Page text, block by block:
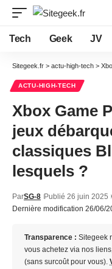
Tech Geek JV
Sitegeek.fr > actu-high-tech > Xbox
ACTU-HIGH-TECH
Xbox Game
jeux
classiques
lesquels ?
Dernière modification 26/06/
ParSG-8 Publié 26 juin 2025
Transparence : Sitegeek
vous achetez via nos
(sans surcoût pour vous).